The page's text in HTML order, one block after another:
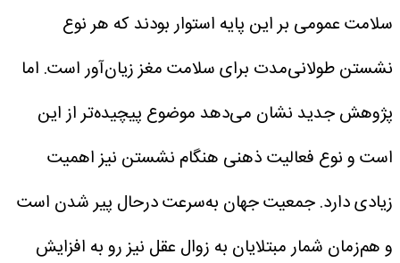
سلامت عمومی بر این پایه استوار بودند که هر نوع
نشستن طولانی‌مدت برای سلامت مغز زیان‌آور است. اما
پژوهش جدید نشان می‌دهد موضوع پیچیده‌تر از این
است و نوع فعالیت ذهنی هنگام نشستن نیز اهمیت
زیادی دارد.جمعیت جهان به‌سرعت درحال پیر شدن است
و هم‌زمان شمار مبتلایان به زوال عقل نیز رو به افزایش